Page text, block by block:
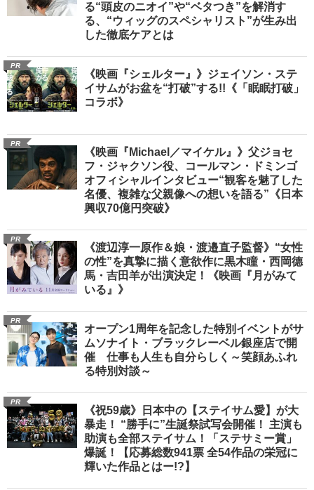
る“頭皮のニオイ”や“ベタつき”を解消す
る、“ウィッグのスペシャリスト”が生み出
した徹底ケアとは
PR
《映画『シェルター』》ジェイソン・ステ
イサムがお盆を“打破”する!!《「眠眠打破」
コラボ》
PR
《映画『Michael／マイケル』》父ジョセ
フ・ジャクソン役、コールマン・ドミンゴ
オフィシャルインタビュー“観客を魅了した
名優、複雑な父親像への想いを語る”《日本
興収70億円突破》
PR
《渡辺淳一原作＆娘・渡邉直子監督》“女性
の性”を真摯に描く意欲作に黒木瞳・西岡德
馬・吉田羊が出演決定！《映画『月がみて
いる』》
PR
オープン1周年を記念した特別イベントがサ
ムソナイト・ブラックレーベル銀座店で開
催 仕事も人生も自分らしく～笑顔あふれ
る特別対談～
PR
《祝59歳》日本中の【ステイサム愛】が大
暴走！ “勝手に”生誕祭試写会開催！ 主演も
助演も全部ステイサム！「ステサミー賞」
爆誕！【応募総数941票 全54作品の栄冠に
輝いた作品とはー!?】